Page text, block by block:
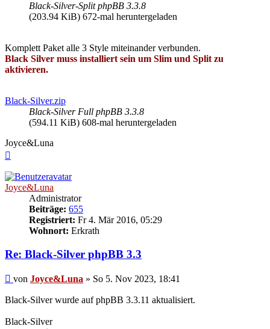
Black-Silver-Split phpBB 3.3.8
(203.94 KiB) 672-mal heruntergeladen
Komplett Paket alle 3 Style miteinander verbunden.
Black Silver muss installiert sein um Slim und Split zu
aktivieren.
Black-Silver.zip
Black-Silver Full phpBB 3.3.8
(594.11 KiB) 608-mal heruntergeladen
Joyce&Luna
Joyce&Luna
Administrator
Beiträge: 655
Registriert: Fr 4. Mär 2016, 05:29
Wohnort: Erkrath
Re: Black-Silver phpBB 3.3
Beitrag
von Joyce&Luna » So 5. Nov 2023, 18:41
Black-Silver wurde auf phpBB 3.3.11 aktualisiert.
Black-Silver